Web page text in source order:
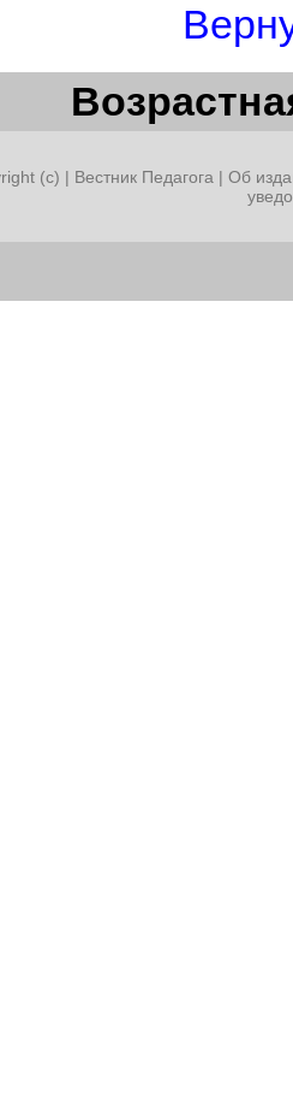
(c) | Вестник Педагога | Об